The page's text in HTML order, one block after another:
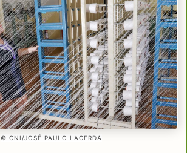
© CNI/JOSÉ PAULO LACERDA